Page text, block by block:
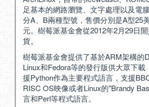
足基本的網路瀏覽、文字處理以及電
分A、B兩種型號，售價分別是A型25
元。樹莓派基金會從2012年2月29日
貨。
樹莓派基金會提供了基於ARM架構的
Linux和Fedora等的發行版供大眾下載
援Python作為主要程式語言，支援
RISC OS映像或者Linux的"Brandy
言和Perl等程式語言。